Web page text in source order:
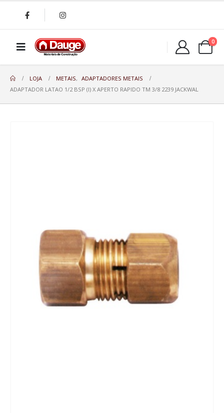
0
LOJA METAIS,
ADAPTADORES METAIS
ADAPTADOR LATAO 1/2 BSP (I) X APERTO RAPIDO TM 3/8 2239 JACKWAL